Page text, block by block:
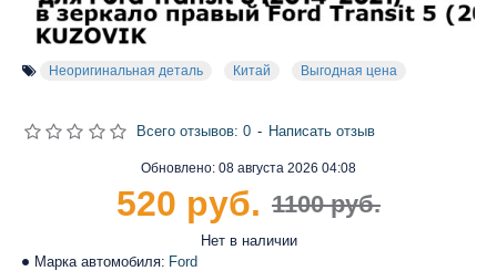
Неоригинальная деталь Китай Выгодная цена
Марка автомобиля: Ford
Обновлено: 08 августа 2026 04:08
Нет в наличии
Всего отзывов: 0 - Написать отзыв
1100 руб.
520 руб.